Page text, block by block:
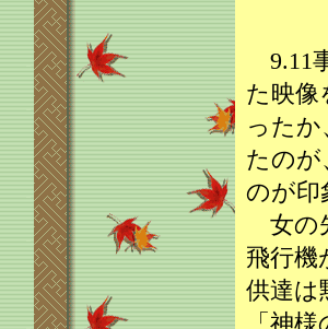
9.11
た映像
った
たの
のが印
女の
飛行機
供達は
「神様